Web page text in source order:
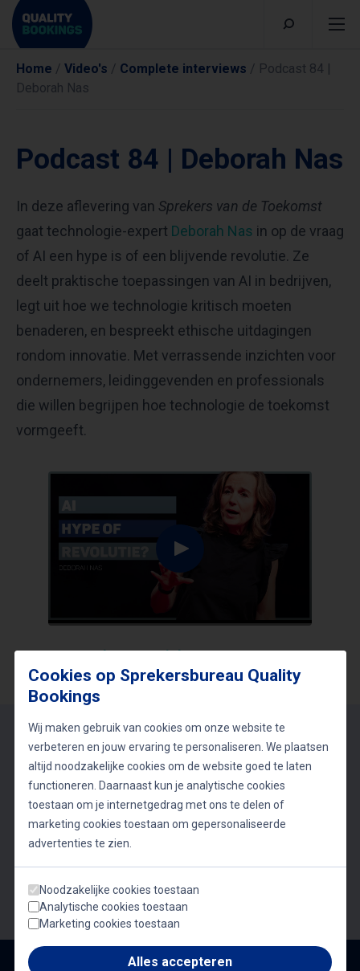
Home / Video's / Complete interviews / Podcast 84 |
Deborah Nas
Podcast 84 | Deborah Nas
In deze aflevering van Sprekers van de Toekomst
gaat technologie-expert Deborah Nas in op de vraag
of AI een hype is of een blijvende revolutie. Ze
deelt praktische toepassingen van AI in bedrijven,
legt uit hoe we technologie kritisch moeten
benaderen, en bespreekt ethische uitdagingen
rondom innovatie. Met verrassende inzichten voor
ondernemers, leidinggevenden en professionals
die willen begrijpen hoe technologie de toekomst
vormgeeft.
Terug naar het overzicht
Vragen? We helpen je graag!
Neem vrijblijvend contact op met één van onze
adviseurs
036 - 848 11 21
Vrijblijvende offerte
Cookies op Sprekersbureau Quality
Bookings
Wij maken gebruik van cookies om onze website te
verbeteren en jouw ervaring te personaliseren. We plaatsen
altijd noodzakelijke cookies om de website goed te laten
functioneren. Daarnaast kun je analytische cookies
toestaan om je internetgedrag met ons te delen of
marketing cookies toestaan om gepersonaliseerde
advertenties te zien.
Noodzakelijke cookies toestaan
Analytische cookies toestaan
Marketing cookies toestaan
Alles accepteren